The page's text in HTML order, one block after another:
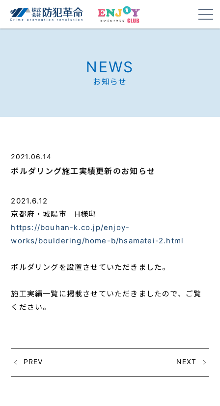
NEWS
お知らせ
2021.06.14
ボルダリング施工実績更新のお知らせ
2021.6.12
京都府・城陽市 H様邸
https://bouhan-k.co.jp/enjoy-
works/bouldering/home-b/hsamatei-2.html
ボルダリングを設置させていただきました。
施工実績一覧に掲載させていただきましたので、ご覧
ください。
PREV NEXT